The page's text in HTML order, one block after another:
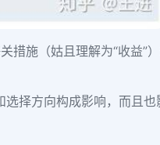
施（姑且理解为“收益”
择方向构成影响，而且